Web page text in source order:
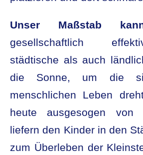
Unser Maßstab
gesellschaftlich
städtische als auch
die Sonne, um die
menschlichen Leben
heute ausgesogen von
liefern den Kinder in den
zum Überleben der